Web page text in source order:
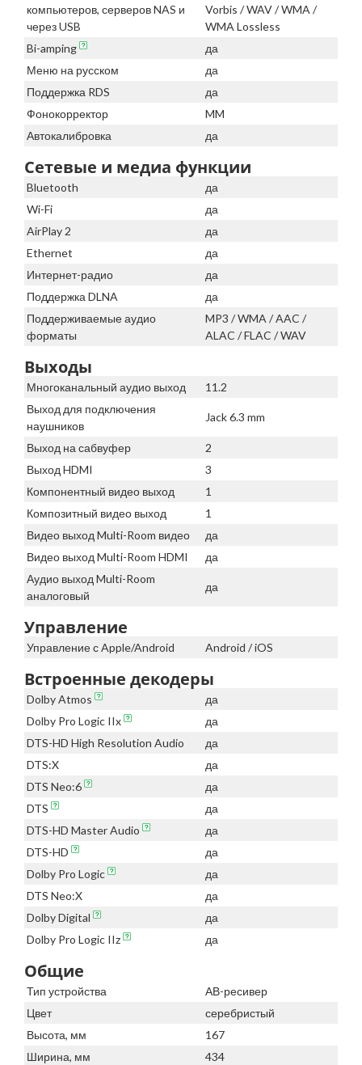
компьютеров, серверов NAS и
через USB
Vorbis / WAV / WMA /
WMA Lossless
Bi-amping
да
Меню на русском
да
Поддержка RDS
да
Фонокорректор
MM
Автокалибровка
да
Сетевые и медиа функции
Bluetooth
да
Wi-Fi
да
AirPlay 2
да
Ethernet
да
Интернет-радио
да
Поддержка DLNA
да
Поддерживаемые аудио
форматы
MP3 / WMA / AAC /
ALAC / FLAC / WAV
Выходы
Многоканальный аудио выход
11.2
Выход для подключения
наушников
Jack 6.3 mm
Выход на сабвуфер
2
Выход HDMI
3
Компонентный видео выход
1
Композитный видео выход
1
Видео выход Multi-Room видео
да
Видео выход Multi-Room HDMI
да
Аудио выход Multi-Room
аналоговый
да
Управление
Управление с Apple/Android Android / iOS
Встроенные декодеры
Dolby Atmos
да
Dolby Pro Logic IIx
да
DTS-HD High Resolution Audio
да
DTS:X
да
DTS Neo:6
да
DTS
да
DTS-HD Master Audio
да
DTS-HD
да
Dolby Pro Logic
да
DTS Neo:X
да
Dolby Digital
да
Dolby Pro Logic IIz
да
Общие
Тип устройства
АВ-ресивер
Цвет
серебристый
Высота, мм
167
Ширина, мм
434